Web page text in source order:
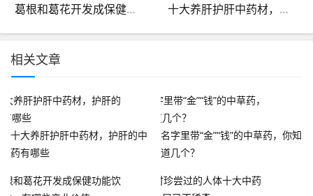
葛根和葛花开发成保健功能饮料配方，有哪些产业价值 十大养肝护肝中药材，护肝的中药有哪些
相关文章
十大养肝护肝中药材，护肝的中
药有哪些
名字里带“金”“钱”的中草药，你知
道几个？